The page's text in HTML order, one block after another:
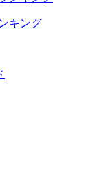
キング